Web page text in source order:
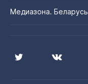
Медиазона. Беларусь